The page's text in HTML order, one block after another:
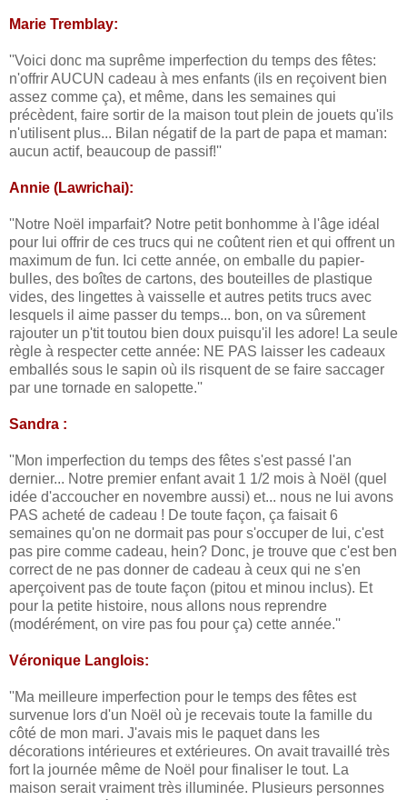
Marie Tremblay:
''Voici donc ma suprême imperfection du temps des fêtes:
n'offrir AUCUN cadeau à mes enfants (ils en reçoivent bien
assez comme ça), et même, dans les semaines qui
précèdent, faire sortir de la maison tout plein de jouets qu'ils
n'utilisent plus... Bilan négatif de la part de papa et maman:
aucun actif, beaucoup de passif!''
Annie (Lawrichai):
''Notre Noël imparfait? Notre petit bonhomme à l'âge idéal
pour lui offrir de ces trucs qui ne coûtent rien et qui offrent un
maximum de fun. Ici cette année, on emballe du papier-
bulles, des boîtes de cartons, des bouteilles de plastique
vides, des lingettes à vaisselle et autres petits trucs avec
lesquels il aime passer du temps... bon, on va sûrement
rajouter un p'tit toutou bien doux puisqu'il les adore! La seule
règle à respecter cette année: NE PAS laisser les cadeaux
emballés sous le sapin où ils risquent de se faire saccager
par une tornade en salopette.''
Sandra :
''Mon imperfection du temps des fêtes s'est passé l'an
dernier... Notre premier enfant avait 1 1/2 mois à Noël (quel
idée d'accoucher en novembre aussi) et... nous ne lui avons
PAS acheté de cadeau ! De toute façon, ça faisait 6
semaines qu'on ne dormait pas pour s'occuper de lui, c'est
pas pire comme cadeau, hein? Donc, je trouve que c'est ben
correct de ne pas donner de cadeau à ceux qui ne s'en
aperçoivent pas de toute façon (pitou et minou inclus). Et
pour la petite histoire, nous allons nous reprendre
(modérément, on vire pas fou pour ça) cette année.''
Véronique Langlois:
''Ma meilleure imperfection pour le temps des fêtes est
survenue lors d'un Noël où je recevais toute la famille du
côté de mon mari. J'avais mis le paquet dans les
décorations intérieures et extérieures. On avait travaillé très
fort la journée même de Noël pour finaliser le tout. La
maison serait vraiment très illuminée. Plusieurs personnes